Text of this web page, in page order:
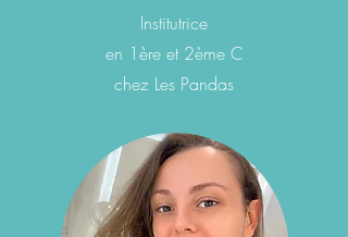
Institutrice
en 1ère et 2ème C
chez Les Pandas